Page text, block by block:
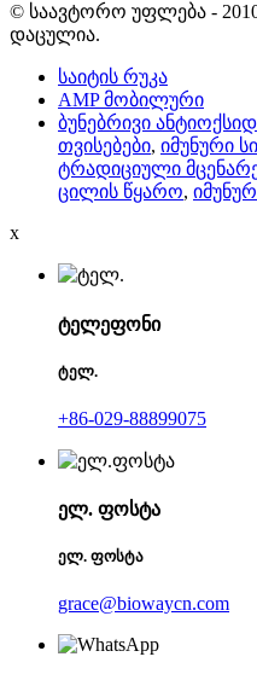
© საავტორო უფლება -
დაცულია.
საიტის რუკა
AMP მობილური
ბუნებრივი
თვისებები, იმუნური
ტრადიციული
ცილის წყარო,
x
ტელეფონი
ტელ.
+86-029-88899075
ელ. ფოსტა
ელ. ფოსტა
grace@biowaycn.com